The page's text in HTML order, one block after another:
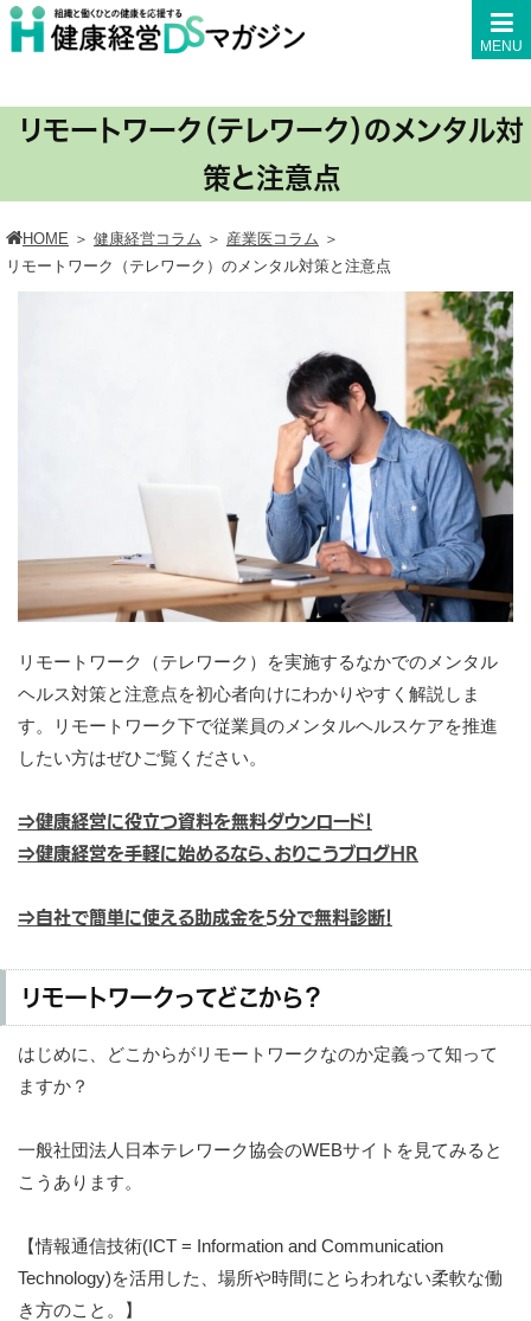
MENU
リモートワーク（テレワーク）のメンタル対
策と注意点
HOME ＞ 健康経営コラム ＞ 産業医コラム ＞
リモートワーク（テレワーク）のメンタル対策と注意点
リモートワーク（テレワーク）を実施するなかでのメンタル
ヘルス対策と注意点を初心者向けにわかりやすく解説しま
す。リモートワーク下で従業員のメンタルヘルスケアを推進
したい方はぜひご覧ください。
⇒健康経営に役立つ資料を無料ダウンロード！
⇒健康経営を手軽に始めるなら、おりこうブログHR
⇒自社で簡単に使える助成金を5分で無料診断！
リモートワークってどこから？
はじめに、どこからがリモートワークなのか定義って知って
ますか？
一般社団法人日本テレワーク協会のWEBサイトを見てみると
こうあります。
【情報通信技術(ICT = Information and Communication
Technology)を活用した、場所や時間にとらわれない柔軟な働
き方のこと。】